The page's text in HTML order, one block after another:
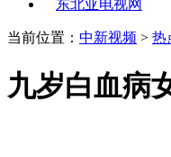
东北亚电视网
当前位置： 中新视频 > 热
九岁白血病